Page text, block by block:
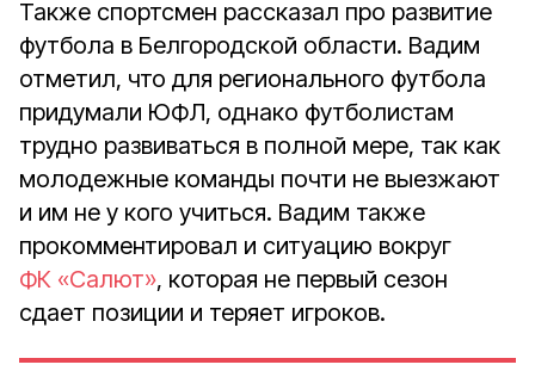
Также спортсмен рассказал про развитие
футбола в Белгородской области. Вадим
отметил, что для регионального футбола
придумали ЮФЛ, однако футболистам
трудно развиваться в полной мере, так как
молодежные команды почти не выезжают
и им не у кого учиться. Вадим также
прокомментировал и ситуацию вокруг
ФК «Салют», которая не первый сезон
сдает позиции и теряет игроков.